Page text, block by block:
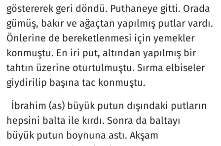
göstererek geri döndü. Puthaneye gitti. Orada
gümüş, bakır ve ağaçtan yapılmış putlar vardı.
Önlerine de bereketlenmesi için yemekler
konmuştu. En iri put, altından yapılmış bir
tahtın üzerine oturtulmuştu. Sırma elbiseler
giydirilip başına tac konmuştu.
İbrahim (as) büyük putun dışındaki putların
hepsini balta ile kırdı. Sonra da baltayı
büyük putun boynuna astı. Akşam